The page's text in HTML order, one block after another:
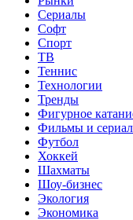
Сериалы
Софт
Спорт
ТВ
Теннис
Технологии
Тренды
Фигурное
Фильмы и
Футбол
Хоккей
Шахматы
Шоу-бизнес
Экология
Экономика